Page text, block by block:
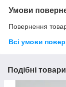
Умови
Повернення
Всі умови
Подібні